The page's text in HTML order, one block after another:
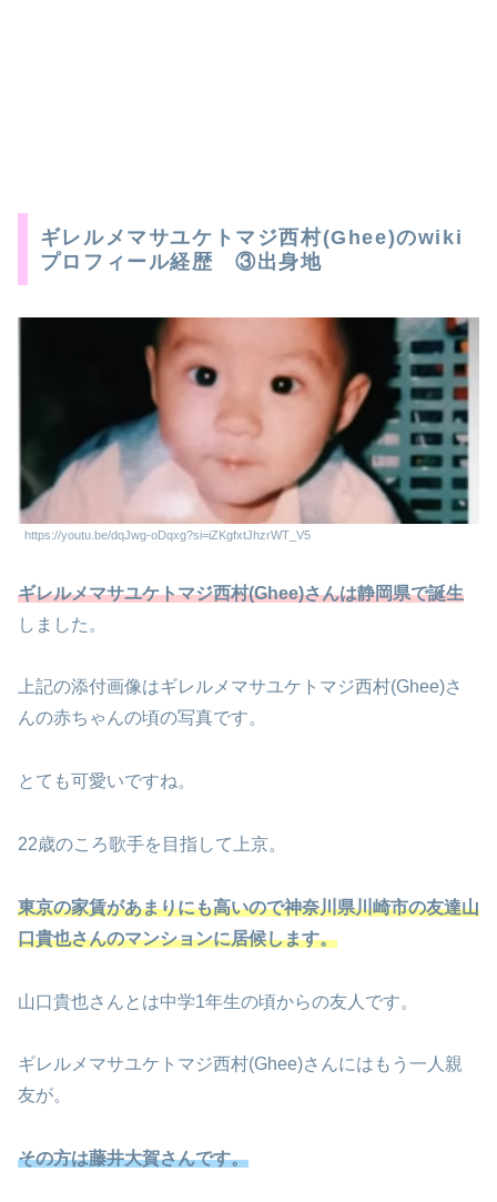
ギレルメマサユケトマジ西村(Ghee)のwiki
プロフィール経歴 ③出身地
https://youtu.be/dqJwg-oDqxg?si=iZKgfxtJhzrWT_V5
ギレルメマサユケトマジ西村(Ghee)さんは静岡県で誕生
しました。
上記の添付画像はギレルメマサユケトマジ西村(Ghee)さ
んの赤ちゃんの頃の写真です。
とても可愛いですね。
22歳のころ歌手を目指して上京。
東京の家賃があまりにも高いので神奈川県川崎市の友達山
口貴也さんのマンションに居候します。
山口貴也さんとは中学1年生の頃からの友人です。
ギレルメマサユケトマジ西村(Ghee)さんにはもう一人親
友が。
その方は藤井大賀さんです。